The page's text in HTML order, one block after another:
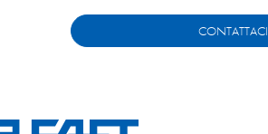
CONTATTACI